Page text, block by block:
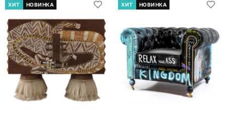
ХИТ НОВИНКА ХИТ НОВИНКА